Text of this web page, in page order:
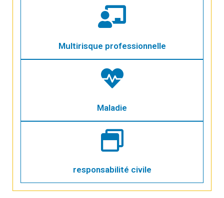
Multirisque professionnelle
Maladie
responsabilité civile